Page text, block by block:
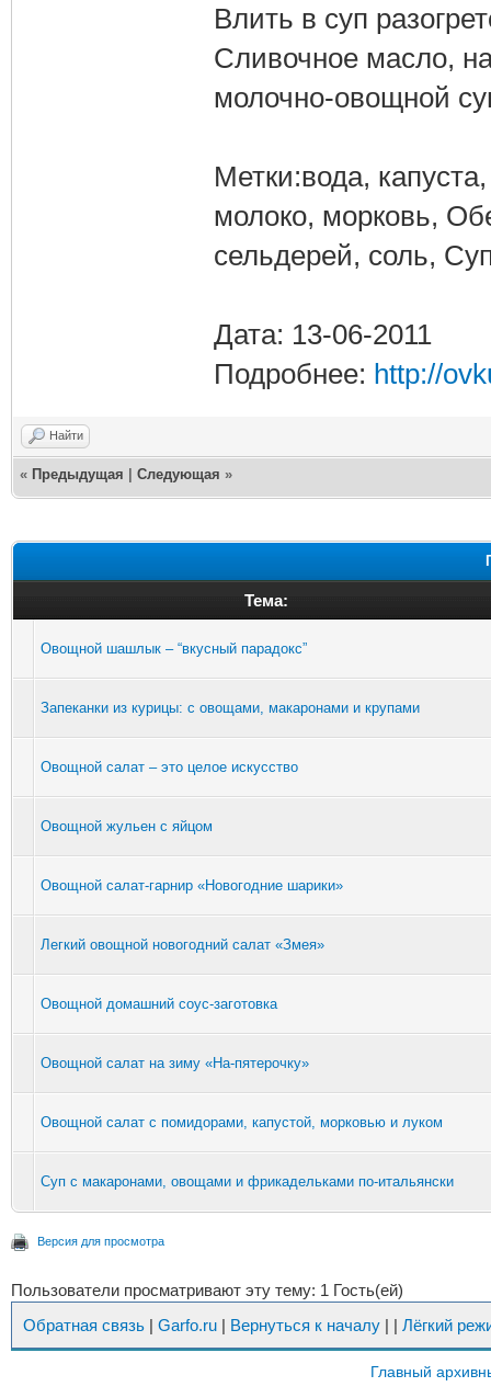
Влить в суп
Сливочное масло,
молочно-овощной
Метки:вода,
молоко, морковь,
сельдерей, соль,
Дата: 13-06-2011
Подробнее: http://
Найти
« Предыдущая Следующая »
Тема:
Овощной шашлык – “вкусный парадокс”
Запеканки из курицы: с овощами, макаронами и крупами
Овощной салат – это целое искусство
Овощной жульен с яйцом
Овощной салат-гарнир «Новогодние шарики»
Легкий овощной новогодний салат «Змея»
Овощной домашний соус-заготовка
Овощной салат на зиму «На-пятерочку»
Овощной салат с помидорами, капустой, морковью и луком
Суп с макаронами, овощами и фрикадельками по-итальянски
Версия для просмотра
Пользователи просматривают эту тему: 1 Гость(ей)
Обратная связь | Garfo.ru | Вернуться к началу | | Лёгкий
Главный